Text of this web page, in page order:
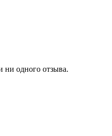
ни одного отзыва.